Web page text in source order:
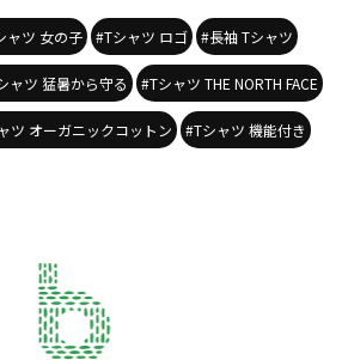
ャツ 女の子 #Tシャツ ロゴ #長袖 Tシャツ
ャツ 猛暑から守る #Tシャツ THE NORTH FACE
ツ オーガニックコットン #Tシャツ 機能付き